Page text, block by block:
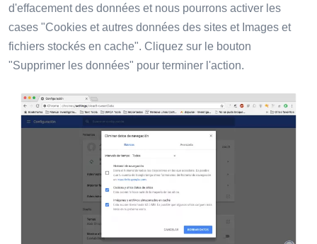
d'effacement des données et nous pourrons activer les
cases "Cookies et autres données des sites et Images et
fichiers stockés en cache". Cliquez sur le bouton
"Supprimer les données" pour terminer l'action.